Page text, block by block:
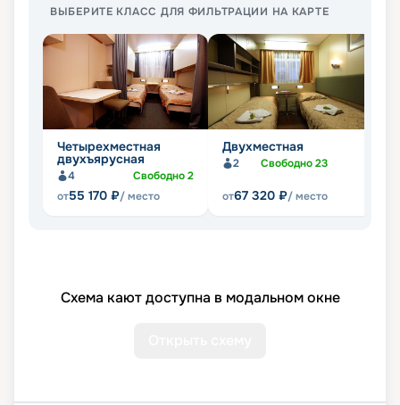
ВЫБЕРИТЕ КЛАСС ДЛЯ ФИЛЬТРАЦИИ НА КАРТЕ
Четырехместная
двухъярусная
4 Свободно2
от55 170 ₽/ место
Двухместная
2 Свободно23
от67 320 ₽/ место
Схема кают доступна в модальном окне